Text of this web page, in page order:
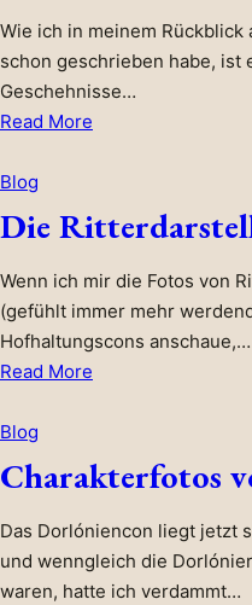
Wie ich in meinem Rückblick
schon geschrieben habe, ist
Geschehnisse…
Read More
Charakter
fürs
Dämmerland
Blog
Die
Wenn ich mir die Fotos von
(gefühlt immer mehr
Hofhaltungscons anschaue,…
Read More
Blog
Charakterfotos
Das Dorlóniencon liegt jetzt
und wenngleich die
waren, hatte ich verdammt…